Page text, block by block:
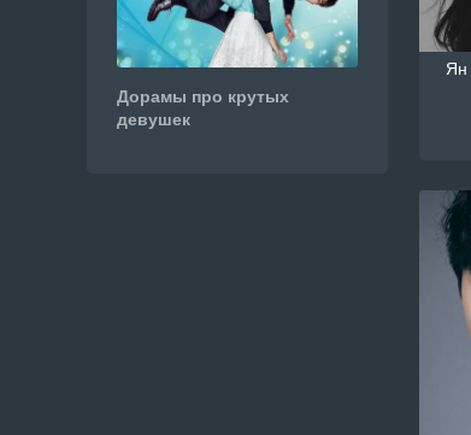
Ян
Дорамы про крутых
девушек